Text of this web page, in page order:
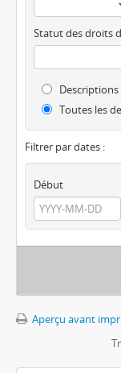
Statut des droits
Toutes les
Filtrer par dates :
Début
Aperçu avant